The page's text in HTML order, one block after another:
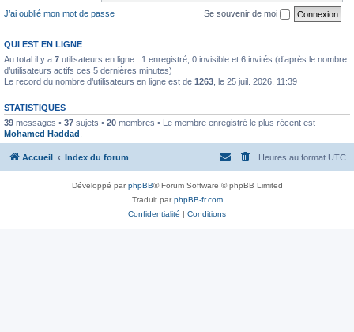
J’ai oublié mon mot de passe
Se souvenir de moi
QUI EST EN LIGNE
Au total il y a 7 utilisateurs en ligne : 1 enregistré, 0 invisible et 6 invités (d’après le nombre
d’utilisateurs actifs ces 5 dernières minutes)
Le record du nombre d’utilisateurs en ligne est de 1263 , le 25 juil. 2026, 11:39
STATISTIQUES
39 messages • 37 sujets • 20 membres • Le membre enregistré le plus récent est
Mohamed Haddad
Accueil Index du forum Heures au format UTC
Développé parphpBB® Forum Software © phpBB Limited
Traduit parphpBB-fr.com
Confidentialité | Conditions